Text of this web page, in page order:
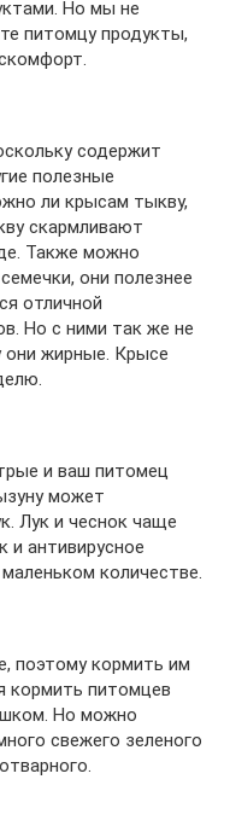
Но мы не
питомцу продукты,
содержит
полезные
ли крысам тыкву,
скармливают
Также можно
они полезнее
отличной
Но с ними так же не
они жирные. Крысе
и ваш питомец
может
Лук и чеснок чаще
и антивирусное
количестве.
поэтому кормить им
кормить питомцев
Но можно
свежего зеленого